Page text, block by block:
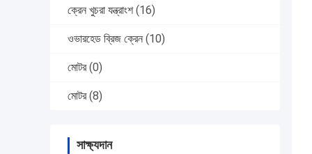
ক্রেন খুচরা যন্ত্রাংশ (16)
ওভারহেড ব্রিজ ক্রেন (10)
মোটর (0)
মোটর (8)
সাক্ষ্যদান